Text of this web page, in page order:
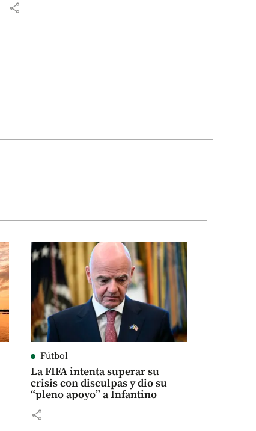
share
Fútbol
La FIFA intenta superar su
crisis con disculpas y dio su
“pleno apoyo” a Infantino
share